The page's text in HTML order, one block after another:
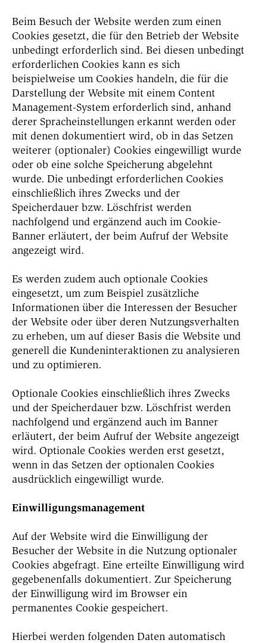
Beim Besuch der Website werden zum einen
Cookies gesetzt, die für den Betrieb der Website
unbedingt erforderlich sind. Bei diesen unbedingt
erforderlichen Cookies kann es sich
beispielweise um Cookies handeln, die für die
Darstellung der Website mit einem Content
Management-System erforderlich sind, anhand
derer Spracheinstellungen erkannt werden oder
mit denen dokumentiert wird, ob in das Setzen
weiterer (optionaler) Cookies eingewilligt wurde
oder ob eine solche Speicherung abgelehnt
wurde. Die unbedingt erforderlichen Cookies
einschließlich ihres Zwecks und der
Speicherdauer bzw. Löschfrist werden
nachfolgend und ergänzend auch im Cookie-
Banner erläutert, der beim Aufruf der Website
angezeigt wird.
Es werden zudem auch optionale Cookies
eingesetzt, um zum Beispiel zusätzliche
Informationen über die Interessen der Besucher
der Website oder über deren Nutzungsverhalten
zu erheben, um auf dieser Basis die Website und
generell die Kundeninteraktionen zu analysieren
und zu optimieren.
Optionale Cookies einschließlich ihres Zwecks
und der Speicherdauer bzw. Löschfrist werden
nachfolgend und ergänzend auch im Banner
erläutert, der beim Aufruf der Website angezeigt
wird. Optionale Cookies werden erst gesetzt,
wenn in das Setzen der optionalen Cookies
ausdrücklich eingewilligt wurde.
Einwilligungsmanagement
Auf der Website wird die Einwilligung der
Besucher der Website in die Nutzung optionaler
Cookies abgefragt. Eine erteilte Einwilligung wird
gegebenenfalls dokumentiert. Zur Speicherung
der Einwilligung wird im Browser ein
permanentes Cookie gespeichert.
Hierbei werden folgenden Daten automatisch